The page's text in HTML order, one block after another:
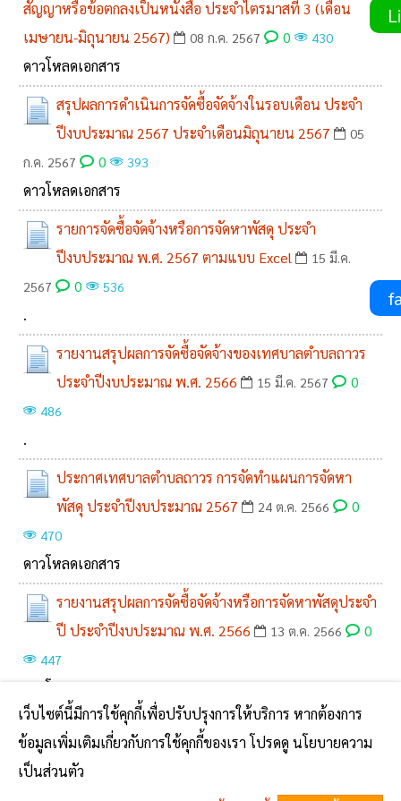
สัญญาหรือข้อตกลงเป็นหนังสือ ประจำไตรมาสที่ 3 (เดือน
เมษายน-มิถุนายน 2567)
08 ก.ค. 2567 0 430
ดาวโหลดเอกสาร
สรุปผลการดำเนินการจัดซื้อจัดจ้างในรอบเดือน ประจำ
ปีงบประมาณ 2567 ประจำเดือนมิถุนายน 2567
05
ก.ค. 2567
0 393
ดาวโหลดเอกสาร
รายการจัดซื้อจัดจ้างหรือการจัดหาพัสดุ ประจำ
ปีงบประมาณ พ.ศ. 2567 ตามแบบ Excel
15 มี.ค.
2567
0 536
.
รายงานสรุปผลการจัดซื้อจัดจ้างของเทศบาลตำบลถาวร
ประจำปีงบประมาณ พ.ศ. 2566
15 มี.ค. 2567 0
486
.
ประกาศเทศบาลตำบลถาวร การจัดทำแผนการจัดหา
พัสดุ ประจำปีงบประมาณ 2567
24 ต.ค. 2566 0
470
ดาวโหลดเอกสาร
รายงานสรุปผลการจัดซื้อจัดจ้างหรือการจัดหาพัสดุประจำ
ปี ประจำปีงบประมาณ พ.ศ. 2566
13 ต.ค. 2566 0
447
ดาวโหลดเอกสาร
รายงานสรุปผลการจัดซื้อจัดจ้างของเทศบาลตำบลถาวร
13 ต.ค. 2566 0
เว็บไซต์นี้มีการใช้คุกกี้เพื่อปรับปรุงการให้บริการ หากต้องการ
ข้อมูลเพิ่มเติมเกี่ยวกับการใช้คุกกี้ของเรา โปรดดู นโยบายความ
เป็นส่วนตัว